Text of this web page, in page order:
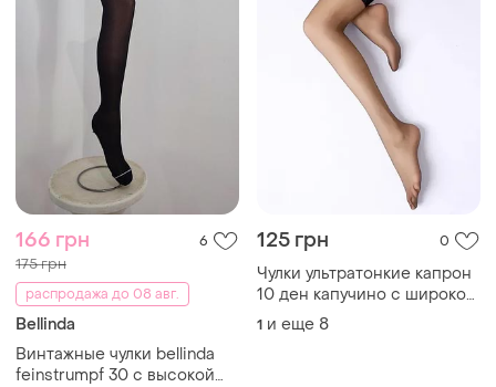
Политика конфиденциальности
Вещи по щелчку сердца. Все права защищены
© 2026
Shafa.ua